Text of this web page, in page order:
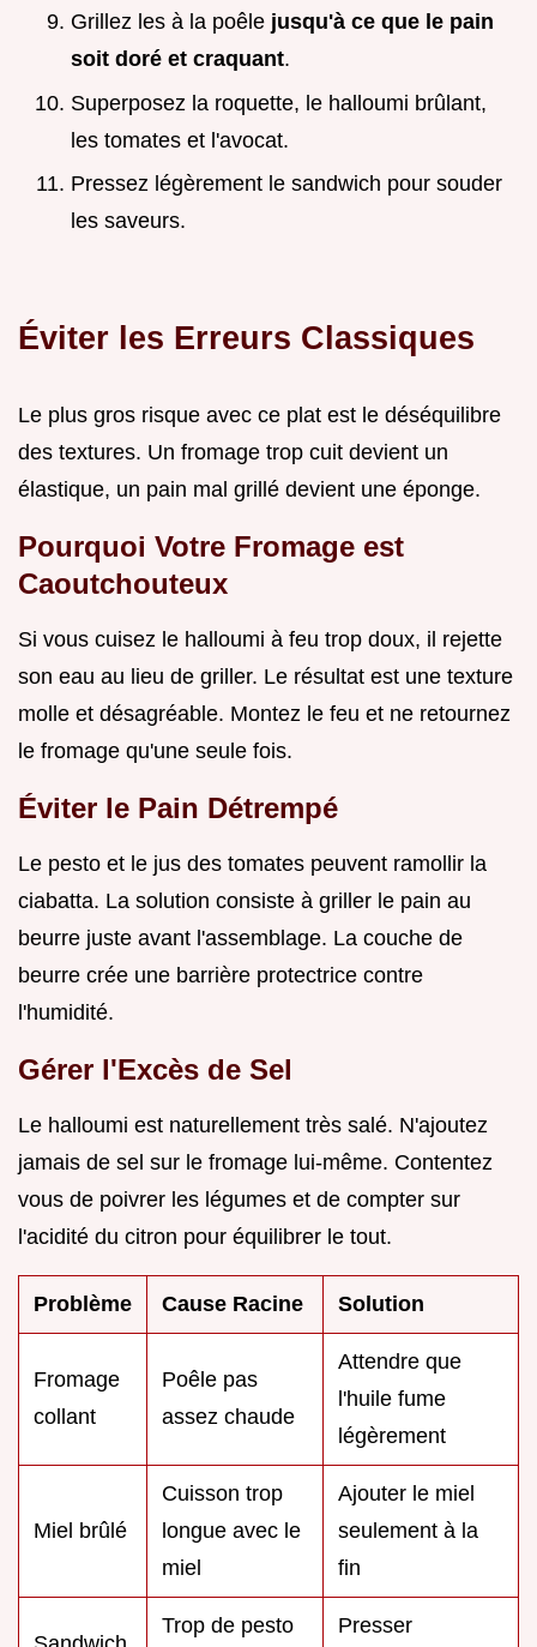
Grillez les à la poêle jusqu'à ce que le pain
soit doré et craquant.
Superposez la roquette, le halloumi brûlant,
les tomates et l'avocat.
Pressez légèrement le sandwich pour souder
les saveurs.
Éviter les Erreurs Classiques
Le plus gros risque avec ce plat est le déséquilibre
des textures. Un fromage trop cuit devient un
élastique, un pain mal grillé devient une éponge.
Pourquoi Votre Fromage est
Caoutchouteux
Si vous cuisez le halloumi à feu trop doux, il rejette
son eau au lieu de griller. Le résultat est une texture
molle et désagréable. Montez le feu et ne retournez
le fromage qu'une seule fois.
Éviter le Pain Détrempé
Le pesto et le jus des tomates peuvent ramollir la
ciabatta. La solution consiste à griller le pain au
beurre juste avant l'assemblage. La couche de
beurre crée une barrière protectrice contre
l'humidité.
Gérer l'Excès de Sel
Le halloumi est naturellement très salé. N'ajoutez
jamais de sel sur le fromage lui-même. Contentez
vous de poivrer les légumes et de compter sur
l'acidité du citron pour équilibrer le tout.
Problème Cause Racine Solution
Fromage
collant
Poêle pas
assez chaude
Attendre que
l'huile fume
légèrement
Miel brûlé
Cuisson trop
longue avec le
miel
Ajouter le miel
seulement à la
fin
Trop de pesto Presser